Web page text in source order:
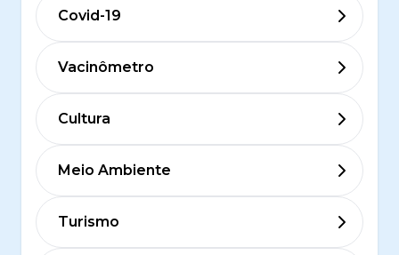
Covid-19
Vacinômetro
Cultura
Meio Ambiente
Turismo